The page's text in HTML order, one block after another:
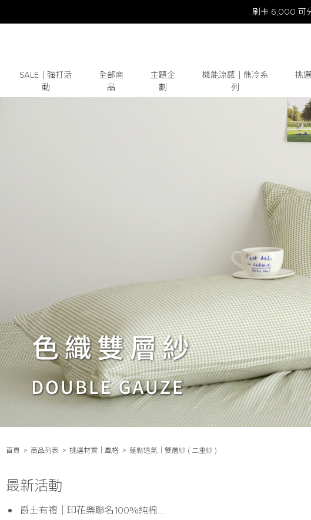
# 純棉
SALE｜強打活
動
全部商
品
主題企
劃
機能涼感｜熊冷系
列
挑
首頁 商品列表 挑選材質│風格 蓬鬆透氣｜雙層紗 ( 二重紗 )
最新活動
爵士有禮｜印花樂聯名100%純棉四層紗四季蓋毯 $1200